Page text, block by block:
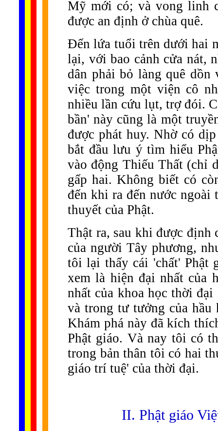
Mỹ mới có; và vong linh
được an định ở chùa quê.
Đến lứa tuổi trên dưới hai
lại, với bao cảnh cửa nát,
dân phải bỏ làng quê
việc trong một viện cô
nhiều lần cứu lụt, trợ đói.
bần' này cũng là một
được phát huy. Nhờ có
bắt đầu lưu ý tìm hiểu
vào động Thiếu Thất (chỉ
gấp hai. Không biết có
đến khi ra đến nước
thuyết của Phật.
Thật ra, sau khi được định
của người Tây phương,
tôi lại thấy cái 'chất' Phật
xem là hiện đại nhất của
nhất của khoa học thời
và trong tư tưởng của
Khám phá này đã kích
Phật giáo. Và nay tôi có
trong bản thân tôi có hai
giáo trí tuệ' của thời đại.
II. Phật giáo